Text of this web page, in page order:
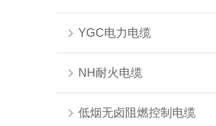
YGC电力电缆
NH耐火电缆
低烟无卤阻燃控制电缆